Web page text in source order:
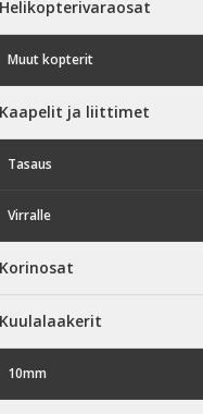
Helikopterivaraosat
Muut kopterit
Kaapelit ja liittimet
Tasaus
Virralle
Korinosat
Kuulalaakerit
10mm